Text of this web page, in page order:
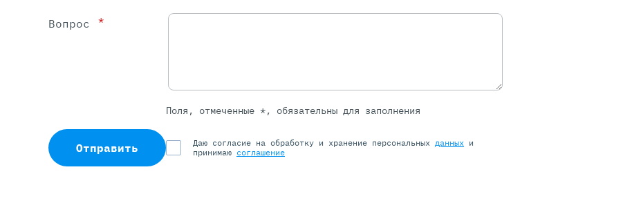
Вопрос *
Поля, отмеченные *, обязательны для заполнения
Отправить Даю согласие на обработку и хранение персональных данных и
принимаю соглашение